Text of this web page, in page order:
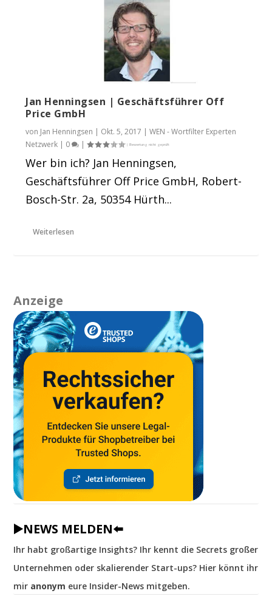
Jan Henningsen | Geschäftsführer Off
Price GmbH
von Jan Henningsen | Okt. 5, 2017 |WEN - Wortfilter Experten
Netzwerk | 0 |
Wer bin ich? Jan Henningsen,
Geschäftsführer Off Price GmbH, Robert-
Bosch-Str. 2a, 50354 Hürth...
Weiterlesen
Anzeige
▶️NEWS MELDEN⬅️
Ihr habt großartige Insights? Ihr kennt die Secrets großer
Unternehmen oder skalierender Start-ups? Hier könnt ihr
mir anonym eure Insider-News mitgeben.